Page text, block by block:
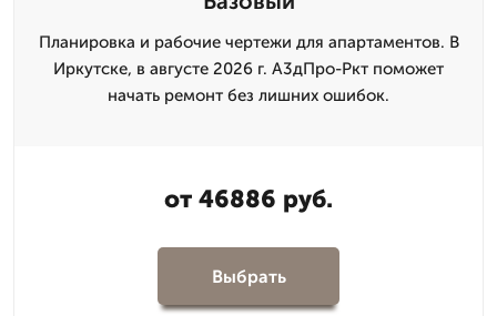
Планировка и рабочие чертежи для апартаментов. В
Иркутске, в августе 2026 г. А3дПро-Ркт поможет
начать ремонт без лишних ошибок.
от 46886 руб.
Выбрать